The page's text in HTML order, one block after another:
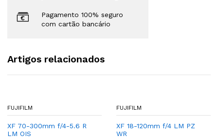
Pagamento 100% seguro
com cartão bancário
Artigos relacionados
FUJIFILM
XF 70-300mm f/4-5.6 R
LM OIS
FUJIFILM
XF 18-120mm f/4 LM PZ
WR